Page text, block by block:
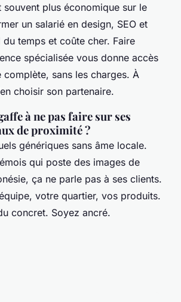
souvent plus économique sur le
un salarié en design, SEO et
temps et coûte cher. Faire
spécialisée vous donne accès
complète, sans les charges. À
choisir son partenaire.
à ne pas faire sur ses
de proximité ?
génériques sans âme locale.
qui poste des images de
ça ne parle pas à ses clients.
votre quartier, vos produits.
concret. Soyez ancré.